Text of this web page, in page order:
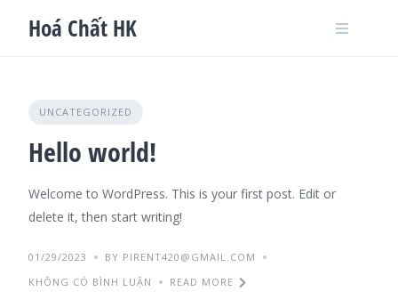
Hoá Chất HK
UNCATEGORIZED
Hello world!
Welcome to WordPress. This is your first post. Edit or
delete it, then start writing!
01/29/2023
BY PIRENT420@GMAIL.COM
KHÔNG CÓ BÌNH LUẬN
READ MORE